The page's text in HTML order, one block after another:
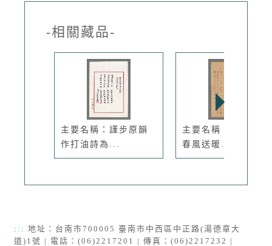
-相關藏品-
主要名稱：謹步原韻
作打油詩為...
主要名稱：無題名：
春風送暖……
::: 地址：台南市700005 臺南市中西區中正路(湯德章大
道)1號 | 電話：(06)2217201 | 傳真：(06)2217232 |